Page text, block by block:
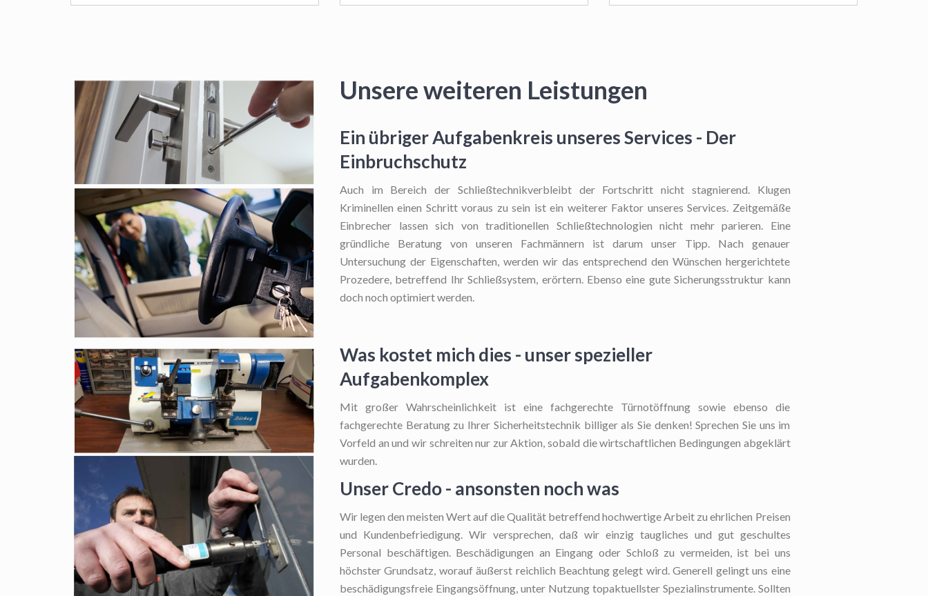
Unsere weiteren Leistungen
Ein übriger Aufgabenkreis unseres Services - Der
Einbruchschutz
Auch im Bereich der Schließtechnikverbleibt der Fortschritt nicht stagnierend. Klugen
Kriminellen einen Schritt voraus zu sein ist ein weiterer Faktor unseres Services. Zeitgemäße
Einbrecher lassen sich von traditionellen Schließtechnologien nicht mehr parieren. Eine
gründliche Beratung von unseren Fachmännern ist darum unser Tipp. Nach genauer
Untersuchung der Eigenschaften, werden wir das entsprechend den Wünschen hergerichtete
Prozedere, betreffend Ihr Schließsystem, erörtern. Ebenso eine gute Sicherungsstruktur kann
doch noch optimiert werden.
Was kostet mich dies - unser spezieller
Aufgabenkomplex
Mit großer Wahrscheinlichkeit ist eine fachgerechte Türnotöffnung sowie ebenso die
fachgerechte Beratung zu Ihrer Sicherheitstechnik billiger als Sie denken! Sprechen Sie uns im
Vorfeld an und wir schreiten nur zur Aktion, sobald die wirtschaftlichen Bedingungen abgeklärt
wurden.
Unser Credo - ansonsten noch was
Wir legen den meisten Wert auf die Qualität betreffend hochwertige Arbeit zu ehrlichen Preisen
und Kundenbefriedigung. Wir versprechen, daß wir einzig taugliches und gut geschultes
Personal beschäftigen. Beschädigungen an Eingang oder Schloß zu vermeiden, ist bei uns
höchster Grundsatz, worauf äußerst reichlich Beachtung gelegt wird. Generell gelingt uns eine
beschädigungsfreie Eingangsöffnung, unter Nutzung topaktuellster Spezialinstrumente. Sollten